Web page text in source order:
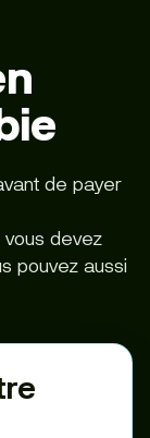
de payer
devez
pouvez aussi